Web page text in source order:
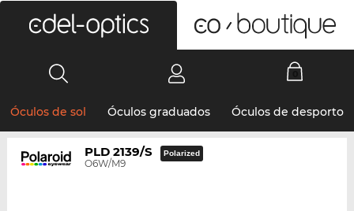
Óculos de sol Óculos graduados Óculos de desporto
PLD 2139/S
O6W/M9
Polarized